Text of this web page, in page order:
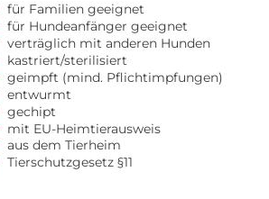
für Familien geeignet
für Hundeanfänger geeignet
verträglich mit anderen Hunden
kastriert/sterilisiert
geimpft (mind. Pflichtimpfungen)
entwurmt
gechipt
mit EU-Heimtierausweis
aus dem Tierheim
Tierschutzgesetz §11